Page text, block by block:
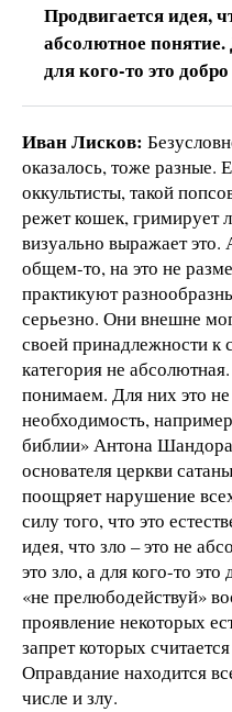
Продвигается идея,
абсолютное понятие.
для кого-то это добро
Иван Лисков:
оказалось, тоже разные.
оккультисты, такой
режет кошек, гримирует
визуально выражает
общем-то, на это не
практикуют
серьезно. Они внешне
своей принадлежности к
категория не
понимаем. Для них это не
необходимость,
библии» Антона
основателя церкви
поощряет нарушение
силу того, что это
идея, что зло – это не
это зло, а для кого-то
«не прелюбодействуй»
проявление некоторых
запрет которых
Оправдание находится
числе и злу.